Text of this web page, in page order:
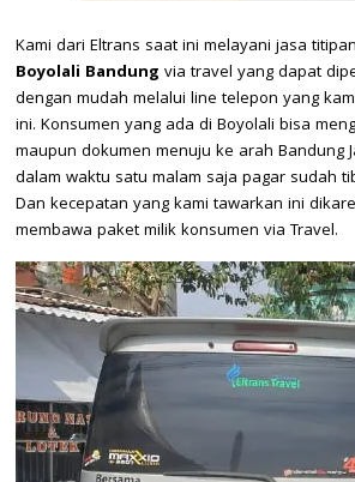
Kami dari Eltrans saat ini melayani jasa titipan
Boyolali Bandung via travel yang dapat
dengan mudah melalui line telepon yang
ini. Konsumen yang ada di Boyolali bisa
maupun dokumen menuju ke arah Bandung
dalam waktu satu malam saja pagar sudah
Dan kecepatan yang kami tawarkan ini
membawa paket milik konsumen via Travel.